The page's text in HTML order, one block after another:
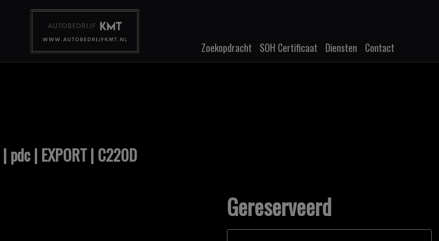
Zoekopdracht SOH Certificaat Diensten Contact
pdc | EXPORT | C220D
Gereserveerd